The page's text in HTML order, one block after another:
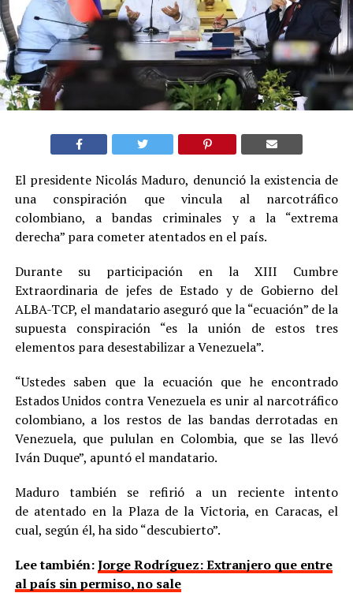
El presidente Nicolás Maduro, denunció la existencia de
una conspiración que vincula al narcotráfico
colombiano, a bandas criminales y a la “extrema
derecha” para cometer atentados en el país.
Durante su participación en la XIII Cumbre
Extraordinaria de jefes de Estado y de Gobierno del
ALBA-TCP, el mandatario aseguró que la “ecuación” de la
supuesta conspiración “es la unión de estos tres
elementos para desestabilizar a Venezuela”.
“Ustedes saben que la ecuación que he encontrado
Estados Unidos contra Venezuela es unir al narcotráfico
colombiano, a los restos de las bandas derrotadas en
Venezuela, que pululan en Colombia, que se las llevó
Iván Duque”, apuntó el mandatario.
Maduro también se refirió a un reciente intento
de atentado en la Plaza de la Victoria, en Caracas, el
cual, según él, ha sido “descubierto”.
Lee también:Jorge Rodríguez: Extranjero que entre
al país sin permiso, no sale